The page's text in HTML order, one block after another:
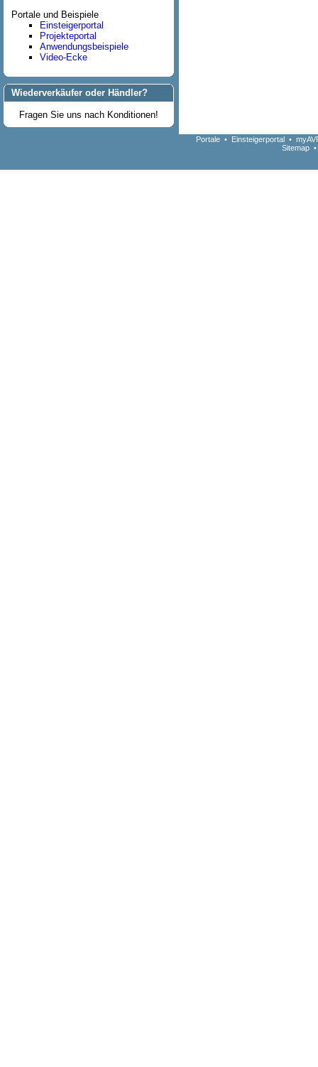
Portale und Beispiele
Einsteigerportal
Projekteportal
Anwendungsbeispiele
Video-Ecke
Wiederverkäufer oder Händler?
Fragen Sie uns nach Konditionen!
Portale • Einsteigerportal •
Sitemap